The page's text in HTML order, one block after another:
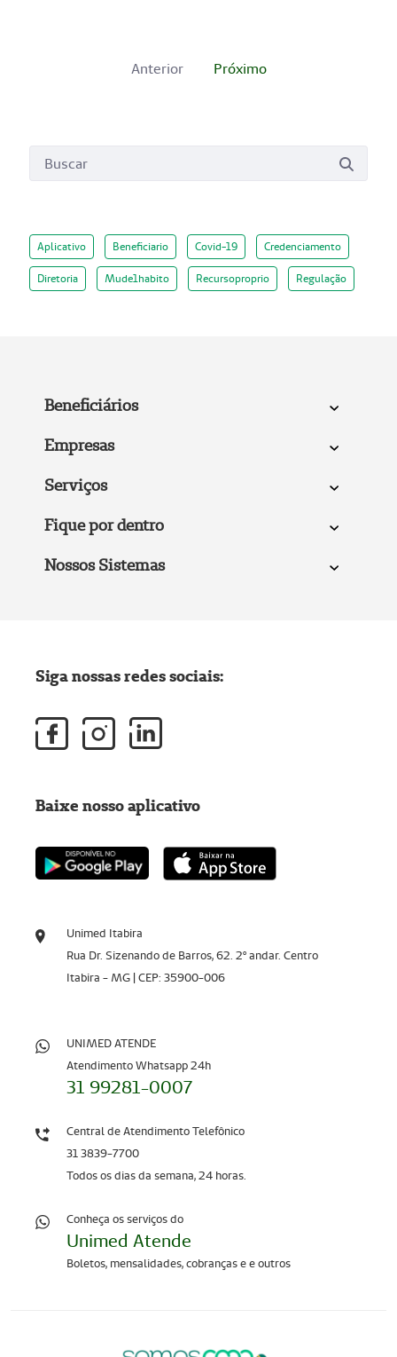
Anterior Próximo
Busca
Aplicativo Beneficiario Covid-19 Credenciamento
Diretoria Mude1habito Recursoproprio Regulação
Beneficiários
Empresas
Serviços
Fique por dentro
Nossos Sistemas
Unimed Itabira
Rua Dr. Sizenando de Barros, 62. 2º andar. Centro
Itabira - MG | CEP: 35900-006
UNIMED ATENDE
Atendimento Whatsapp 24h
31 99281-0007
Central de Atendimento Telefônico
31 3839-7700
Todos os dias da semana, 24 horas.
Conheça os serviços do
Unimed Atende
Boletos, mensalidades, cobranças e e outros
Siga nossas redes sociais:
Baixe nosso aplicativo